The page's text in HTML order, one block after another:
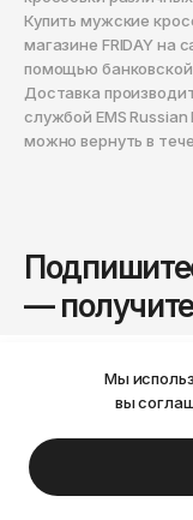
—
скидок, акций и
Подписаться
Купить мужские
магазине FRIDAY на
помощью
Доставка
службой EMS
можно вернуть в
Ваш город
Мы
вы